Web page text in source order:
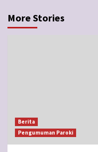
More Stories
Berita
Pengumuman Paroki